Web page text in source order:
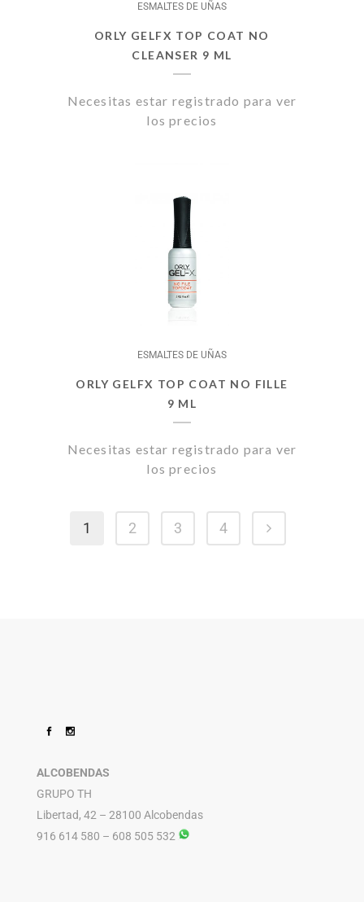
ESMALTES DE UÑAS
ORLY GELFX TOP COAT NO
CLEANSER 9 ML
Necesitas estar registrado para ver
los precios
ESMALTES DE UÑAS
ORLY GELFX TOP COAT NO FILLE
9 ML
Necesitas estar registrado para ver
los precios
1 2 3 4
ALCOBENDAS
GRUPO TH
Libertad, 42 – 28100 Alcobendas
916 614 580 – 608 505 532